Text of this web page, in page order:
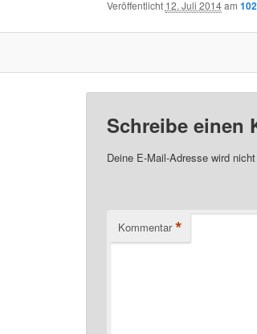
Veröffentlicht 12. Juli 2014am
Schreibe einen
Deine E-Mail-Adresse wird
Kommentar *